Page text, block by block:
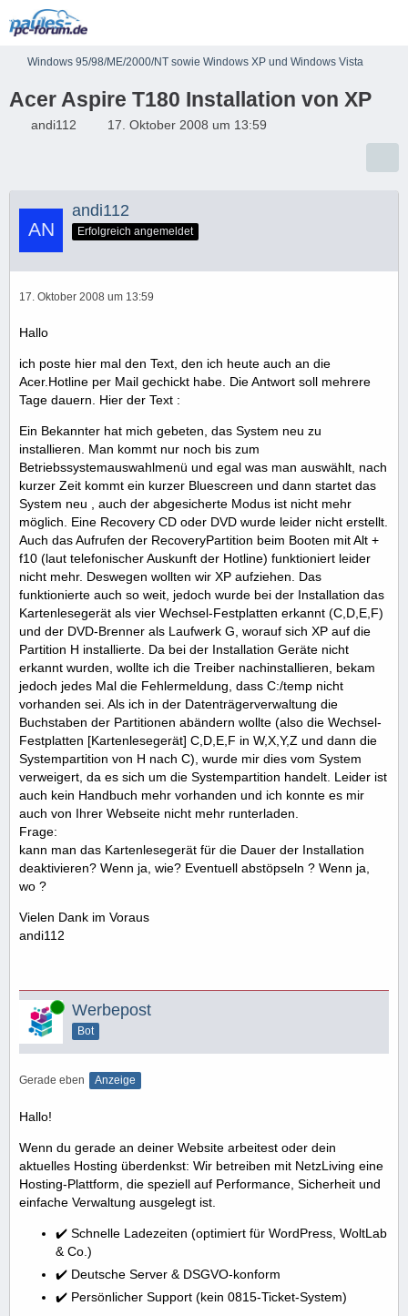
Windows 95/98/ME/2000/NT sowie Windows XP und Windows Vista
Acer Aspire T180 Installation von XP
andi112 17. Oktober 2008 um 13:59
andi112
Erfolgreich angemeldet
17. Oktober 2008 um 13:59
Hallo
ich poste hier mal den Text, den ich heute auch an die
Acer.Hotline per Mail gechickt habe. Die Antwort soll mehrere
Tage dauern. Hier der Text :
Ein Bekannter hat mich gebeten, das System neu zu
installieren. Man kommt nur noch bis zum
Betriebssystemauswahlmenü und egal was man auswählt, nach
kurzer Zeit kommt ein kurzer Bluescreen und dann startet das
System neu , auch der abgesicherte Modus ist nicht mehr
möglich. Eine Recovery CD oder DVD wurde leider nicht erstellt.
Auch das Aufrufen der RecoveryPartition beim Booten mit Alt +
f10 (laut telefonischer Auskunft der Hotline) funktioniert leider
nicht mehr. Deswegen wollten wir XP aufziehen. Das
funktionierte auch so weit, jedoch wurde bei der Installation das
Kartenlesegerät als vier Wechsel-Festplatten erkannt (C,D,E,F)
und der DVD-Brenner als Laufwerk G, worauf sich XP auf die
Partition H installierte. Da bei der Installation Geräte nicht
erkannt wurden, wollte ich die Treiber nachinstallieren, bekam
jedoch jedes Mal die Fehlermeldung, dass C:/temp nicht
vorhanden sei. Als ich in der Datenträgerverwaltung die
Buchstaben der Partitionen abändern wollte (also die Wechsel-
Festplatten [Kartenlesegerät] C,D,E,F in W,X,Y,Z und dann die
Systempartition von H nach C), wurde mir dies vom System
verweigert, da es sich um die Systempartition handelt. Leider ist
auch kein Handbuch mehr vorhanden und ich konnte es mir
auch von Ihrer Webseite nicht mehr runterladen.
Frage:
kann man das Kartenlesegerät für die Dauer der Installation
deaktivieren? Wenn ja, wie? Eventuell abstöpseln ? Wenn ja,
wo ?
Vielen Dank im Voraus
andi112
Online Werbepost
Bot
Gerade eben Anzeige
Hallo!
Wenn du gerade an deiner Website arbeitest oder dein
aktuelles Hosting überdenkst: Wir betreiben mit NetzLiving eine
Hosting-Plattform, die speziell auf Performance, Sicherheit und
einfache Verwaltung ausgelegt ist.
✔️ Schnelle Ladezeiten (optimiert für WordPress, WoltLab
& Co.)
✔️ Deutsche Server & DSGVO-konform
✔️ Persönlicher Support (kein 0815-Ticket-System)